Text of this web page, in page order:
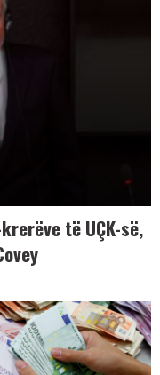
të UÇK-së,